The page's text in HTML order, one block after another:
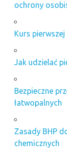
ochrony
Kurs
Jak udzielać
Bezpieczne
łatwopalnych
Zasady BHP
chemicznych